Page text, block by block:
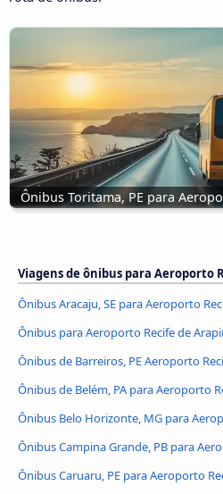
Ônibus Toritama, PE para
Viagens de ônibus para Aeroporto
Ônibus Aracaju, SE para Aeroporto
Ônibus para Aeroporto Recife de
Ônibus de Barreiros, PE Aeroporto
Ônibus de Belém, PA para Aeroporto
Ônibus Belo Horizonte, MG para
Ônibus Campina Grande, PB para
Ônibus Caruaru, PE para Aeroporto